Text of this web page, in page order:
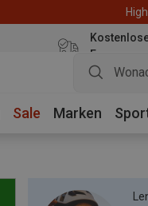
Euro
Sale Marken